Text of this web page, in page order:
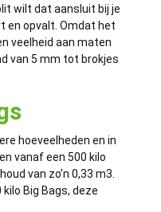
wilt dat aansluit bij je
opvalt. Omdat het
veelheid aan maten
van 5 mm tot brokjes
hoeveelheden en in
vanaf een 500 kilo
van zo’n 0,33 m3.
Big Bags, deze